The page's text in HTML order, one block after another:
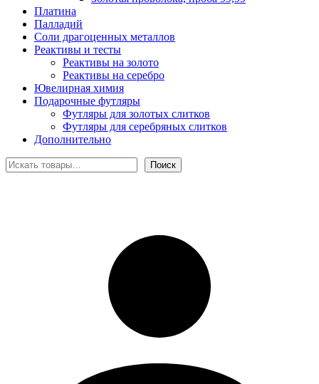
Платина
Палладий
Соли драгоценных металлов
Реактивы и тесты
Реактивы на золото
Реактивы на серебро
Ювелирная химия
Подарочные футляры
Футляры для золотых слитков
Футляры для серебряных слитков
Дополнительно
Поиск
Поиск